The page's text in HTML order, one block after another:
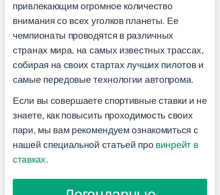
привлекающим огромное количество
внимания со всех уголков планеты. Ее
чемпионаты проводятся в различных
странах мира, на самых известных трассах,
собирая на своих стартах лучших пилотов и
самые передовые технологии автопрома.
Если вы совершаете спортивные ставки и не
знаете, как повысить проходимость своих
пари, мы вам рекомендуем ознакомиться с
нашей специальной статьей про винрейт в
ставках.